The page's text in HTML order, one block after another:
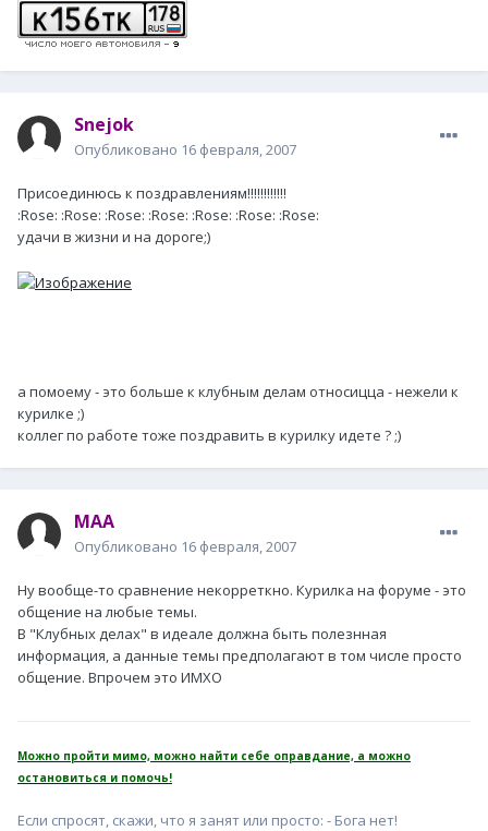
Snejok
Опубликовано 16 февраля, 2007
Присоединюсь к поздравлениям!!!!!!!!!!!!
:Rose: :Rose: :Rose: :Rose: :Rose: :Rose: :Rose:
удачи в жизни и на дороге;)
а помоему - это больше к клубным делам относицца - нежели к
курилке ;)
коллег по работе тоже поздравить в курилку идете ? ;)
MAA
Опубликовано 16 февраля, 2007
Ну вообще-то сравнение некорреткно. Курилка на форуме - это
общение на любые темы.
В "Клубных делах" в идеале должна быть полезнная
информация, а данные темы предполагают в том числе просто
общение. Впрочем это ИМХО
Можно пройти мимо, можно найти себе оправдание, а можно
остановиться и помочь!
Если спросят, скажи, что я занят или просто: - Бога нет!